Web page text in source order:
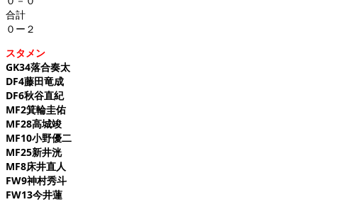
合計
０ー２
スタメン
GK34落合奏太
DF4藤田竜成
DF6秋谷直紀
MF2箕輪圭佑
MF28高城竣
MF10小野優二
MF25新井洸
MF8床井直人
FW9神村秀斗
FW13今井蓮